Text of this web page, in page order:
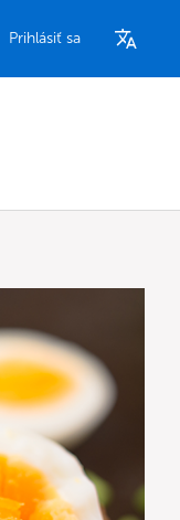
Prihlásiť sa